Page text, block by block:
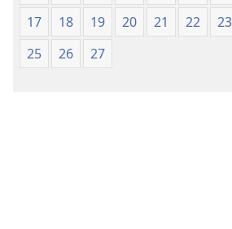
17
18 19 20 21 22 23
25
26 27